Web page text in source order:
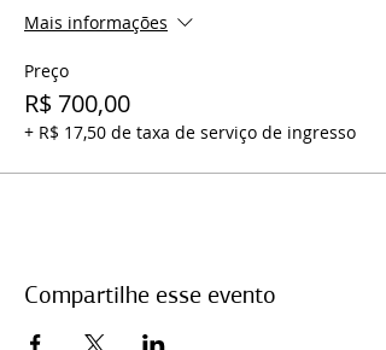
Mais informações
Preço
R$ 700,00
+ R$ 17,50 de taxa de serviço de ingresso
Compartilhe esse evento